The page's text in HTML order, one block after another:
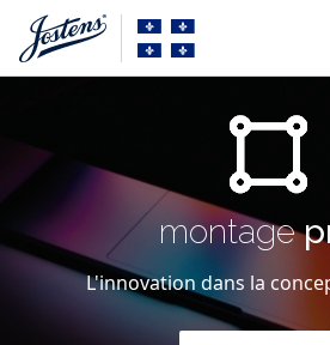
montage
L'innovation dans la